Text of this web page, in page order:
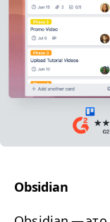
Obsidian